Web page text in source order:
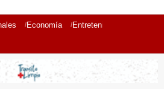
Economía Entretenimiento